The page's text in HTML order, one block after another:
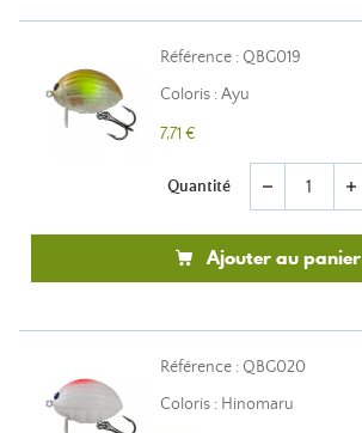
Référence : QBG019
Coloris : Ayu
7,71 €
Quantité remove add
Ajouter au panier
Référence : QBG020
Coloris : Hinomaru